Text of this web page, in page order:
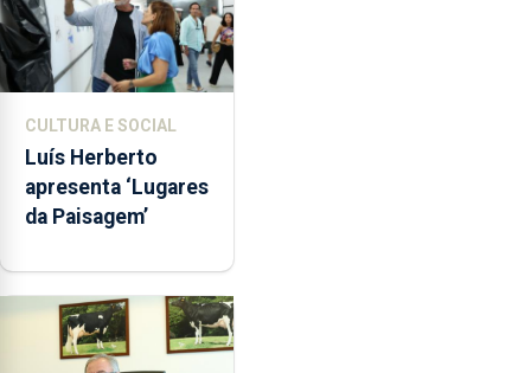
CULTURA E SOCIAL
Luís Herberto
apresenta ‘Lugares
da Paisagem’